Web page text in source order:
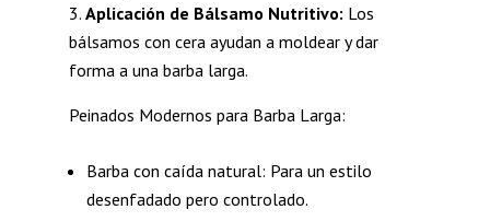
Aplicación de Bálsamo Nutritivo: Los
bálsamos con cera ayudan a moldear y dar
forma a una barba larga.
Peinados Modernos para Barba Larga:
Barba con caída natural: Para un estilo
desenfadado pero controlado.